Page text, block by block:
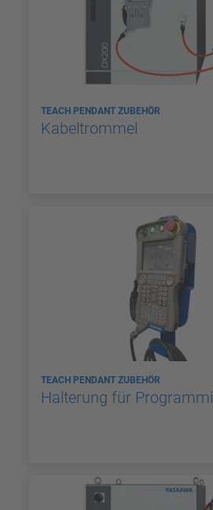
TEACH PENDANT ZUBEHÖR
Kabeltrommel
TEACH PENDANT ZUBEHÖR
Halterung für